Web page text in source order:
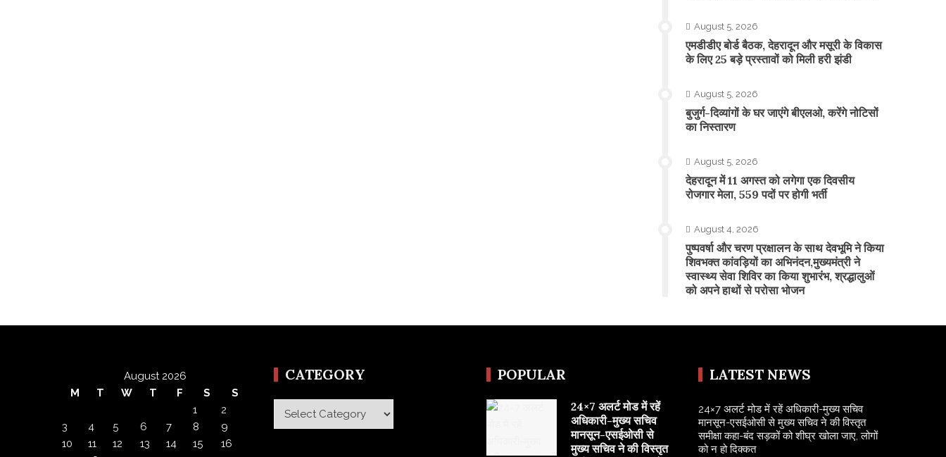
August 5, 2026
एमडीडीए बोर्ड बैठक, देहरादून और मसूरी के विकास
के लिए 25 बड़े प्रस्तावों को मिली हरी झंडी
August 5, 2026
बुजुर्ग-दिव्यांगों के घर जाएंगे बीएलओ, करेंगे नोटिसों
का निस्तारण
August 5, 2026
​देहरादून में 11 अगस्त को लगेगा एक दिवसीय
रोजगार मेला, 559 पदों पर होगी भर्ती
August 4, 2026
पुष्पवर्षा और चरण प्रक्षालन के साथ देवभूमि ने किया
शिवभक्त कांवड़ियों का अभिनंदन,मुख्यमंत्री ने
स्वास्थ्य सेवा शिविर का किया शुभारंभ, श्रद्धालुओं
को अपने हाथों से परोसा भोजन
August 2026
M
T W T F S
S
1
2
3
4 5 6 7 8
9
10
11 12 13 14 15
16
CATEGORY
Category
POPULAR
24×7 अलर्ट मोड में रहें
अधिकारी-मुख्य सचिव
मानसून-एसईओसी से
मुख्य सचिव ने की विस्तृत
LATEST NEWS
24×7 अलर्ट मोड में रहें अधिकारी-मुख्य सचिव
मानसून-एसईओसी से मुख्य सचिव ने की विस्तृत
समीक्षा कहा-बंद सड़कों को शीघ्र खोला जाए, लोगों
को न हो दिक्कत